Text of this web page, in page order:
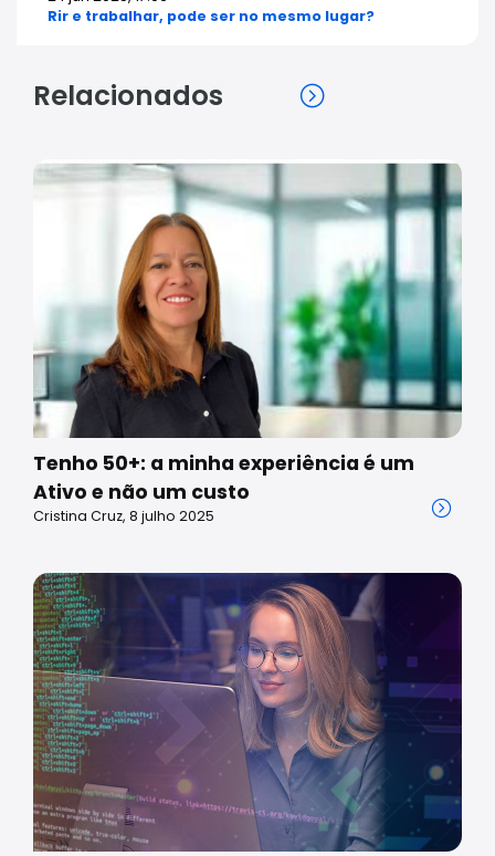
Rir e trabalhar, pode ser no mesmo lugar?
Relacionados
Tenho 50+: a minha experiência é um
Ativo e não um custo
Cristina Cruz, 8 julho 2025